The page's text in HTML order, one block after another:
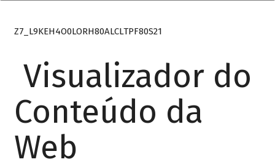
Z7_L9KEH4O0LORH80ALCLTPF80S21
Visualizador do
Conteúdo da
Web